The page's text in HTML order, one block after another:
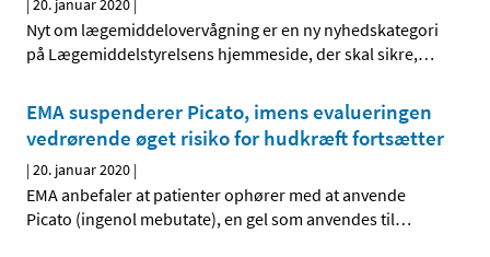
|20. januar 2020 |
Nyt om lægemiddelovervågning er en ny nyhedskategori
på Lægemiddelstyrelsens hjemmeside, der skal sikre,…
EMA suspenderer Picato, imens evalueringen
vedrørende øget risiko for hudkræft fortsætter
|20. januar 2020 |
EMA anbefaler at patienter ophører med at anvende
Picato (ingenol mebutate), en gel som anvendes til…